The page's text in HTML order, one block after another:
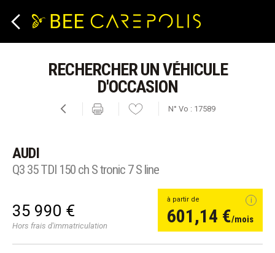
RECHERCHER UN VÉHICULE
D'OCCASION
N° Vo : 17589
AUDI
Q3 35 TDI 150 ch S tronic 7 S line
35 990 €
Hors frais d'immatriculation
à partir de
601,14 €/mois